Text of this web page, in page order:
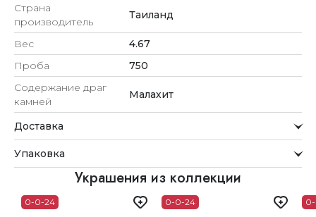
Страна
производитель
Таиланд
Вес
4.67
Проба
750
Содержание драг
камней
Малахит
Доставка
Мы стремимся обрабатывать заказы максимально
быстро и доставлять их прямо до вашей двери в
удобное для вас время.
Доставка
Упаковка
Внимание к деталям
Каждое украшение проходит тщательную проверку
перед отправкой.
Украшения из коллекции
0-0-24 0-0-24